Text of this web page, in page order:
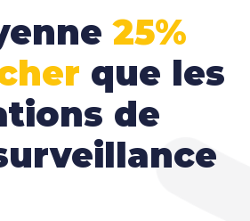
25%
que les
de